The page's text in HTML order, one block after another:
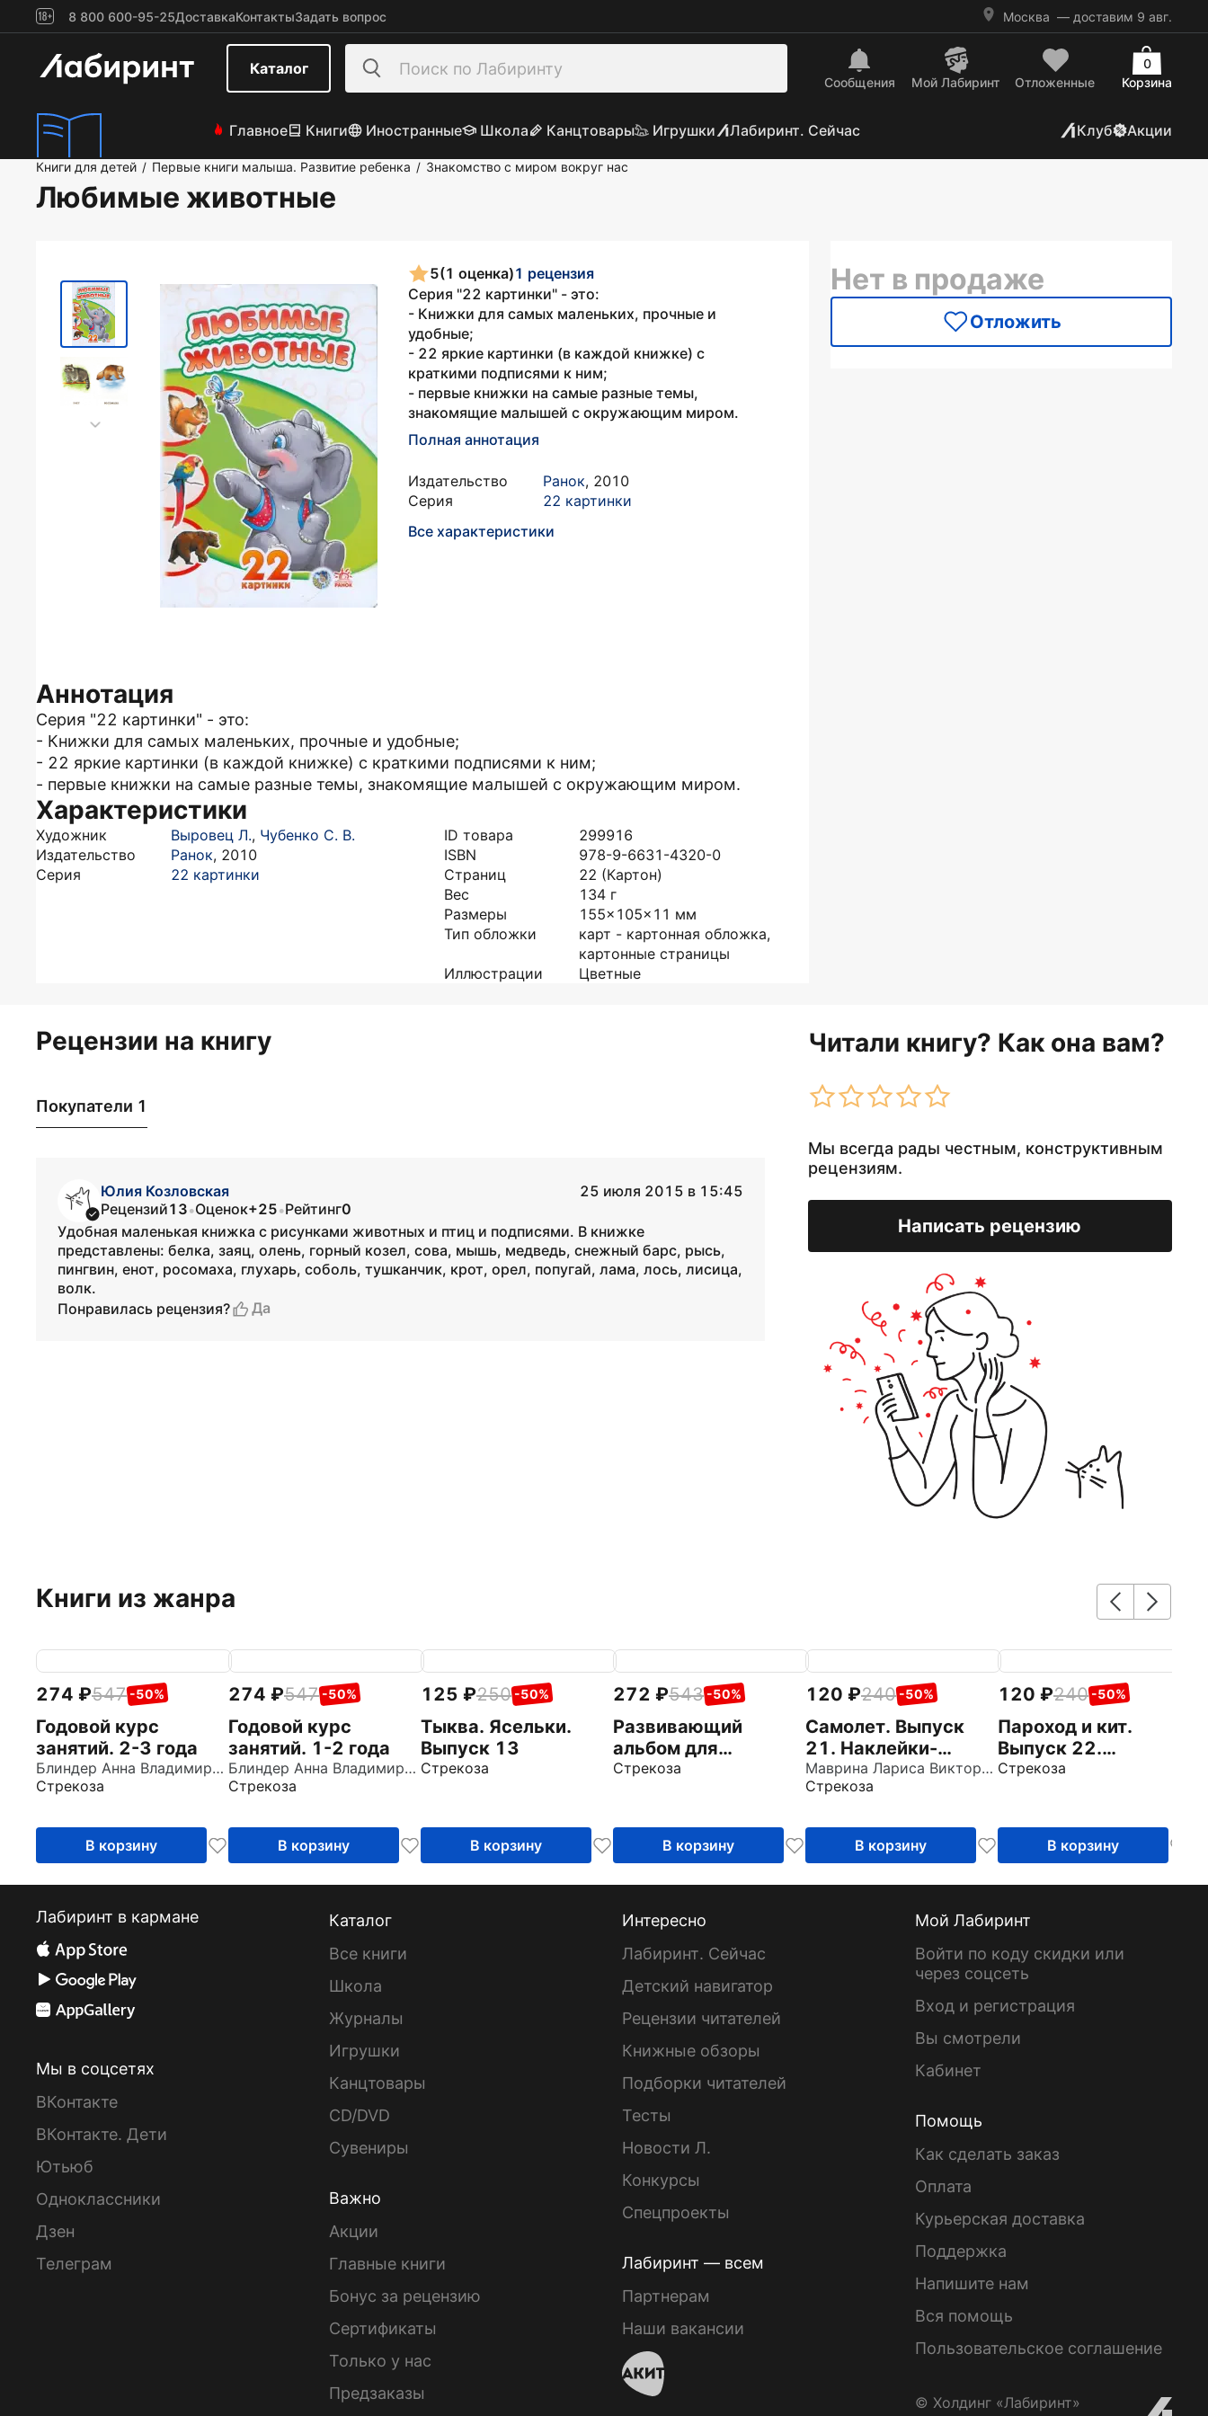
8 800 600-95-25ДоставкаКонтактыЗадать вопрос Москва — доставим 9 авг.
Каталог
Сообщения Mой Лабиринт Отложенные Корзина
0
Главное Книги Иностранные Школа Канцтовары Игрушки Лабиринт. Сейчас Клуб Акции
Книги для детей / Первые книги малыша. Развитие ребенка / Знакомство с миром вокруг нас
Любимые животные
5(1 оценка)1 рецензия
Серия "22 картинки" - это:
- Книжки для самых маленьких, прочные и
удобные;
- 22 яркие картинки (в каждой книжке) с
краткими подписями к ним;
- первые книжки на самые разные темы,
знакомящие малышей с окружающим миром.
Полная аннотация
Издательство Ранок, 2010
Серия
22 картинки
Все характеристики
Аннотация
Серия "22 картинки" - это:
- Книжки для самых маленьких, прочные и удобные;
- 22 яркие картинки (в каждой книжке) с краткими подписями к ним;
- первые книжки на самые разные темы, знакомящие малышей с окружающим миром.
Характеристики
Художник Выровец Л., Чубенко С. В.
Издательство
Ранок, 2010
Серия
22 картинки
ID товара
299916
ISBN
978-9-6631-4320-0
Страниц
22 (Картон)
Вес
134 г
Размеры
155x105x11 мм
Тип обложки
карт - картонная обложка,
картонные страницы
Иллюстрации
Цветные
Нет в продаже
Отложить
Рецензии на книгу Читали книгу? Как она вам?
Мы всегда рады честным, конструктивным
рецензиям.
Написать рецензию
Покупатели 1
Юлия Козловская
25 июля 2015 в 15:45
Рецензий13•Оценок+25•Рейтинг0
Удобная маленькая книжка с рисунками животных и птиц и подписями. В книжке
представлены: белка, заяц, олень, горный козел, сова, мышь, медведь, снежный барс, рысь,
пингвин, енот, росомаха, глухарь, соболь, тушканчик, крот, орел, попугай, лама, лось, лисица,
волк.
Понравилась рецензия?
Да
Книги из жанра
274 547 -50%
Годовой курс
занятий. 2-3 года
Блиндер Анна Владимировна
Стрекоза
В корзину
274 547 -50%
Годовой курс
занятий. 1-2 года
Блиндер Анна Владимировна
Стрекоза
В корзину
125 250 -50%
Тыква. Ясельки.
Выпуск 13
Стрекоза
В корзину
272 543 -50%
Развивающий
альбом для
малышей. Выпуск 6
Стрекоза
В корзину
120 240 -50%
Самолет. Выпуск
21. Наклейки-
кружочки
Маврина Лариса Викторовна
Стрекоза
В корзину
120 240 -50%
Пароход и кит.
Выпуск 22.
Наклейки-кружочки
Стрекоза
В корзину
Лабиринт в кармане
Мы в соцсетях
ВКонтакте
ВКонтакте. Дети
Ютьюб
Одноклассники
Дзен
Телеграм
Каталог
Все книги
Школа
Журналы
Игрушки
Канцтовары
CD/DVD
Сувениры
Важно
Акции
Главные книги
Бонус за рецензию
Сертификаты
Только у нас
Предзаказы
Интересно
Лабиринт. Сейчас
Детский навигатор
Рецензии читателей
Книжные обзоры
Подборки читателей
Тесты
Новости Л.
Конкурсы
Спецпроекты
Лабиринт — всем
Партнерам
Наши вакансии
Мой Лабиринт
Войти по коду скидки или
через соцсеть
Вход и регистрация
Вы смотрели
Кабинет
Помощь
Как сделать заказ
Оплата
Курьерская доставка
Поддержка
Напишите нам
Вся помощь
Пользовательское соглашение
© Холдинг «Лабиринт»